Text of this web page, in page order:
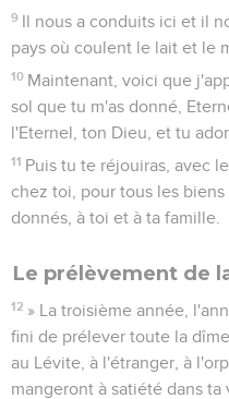
9 Il nous a conduits ici et il
pays où coulent le lait et le
10 Maintenant, voici que
sol que tu m'as donné,
l'Eternel, ton Dieu, et tu
11 Puis tu te réjouiras, avec
chez toi, pour tous les
donnés, à toi et à ta famille.
Le prélèvement de
12 » La troisième année,
fini de prélever toute la
au Lévite, à l'étranger, à
mangeront à satiété dans ta